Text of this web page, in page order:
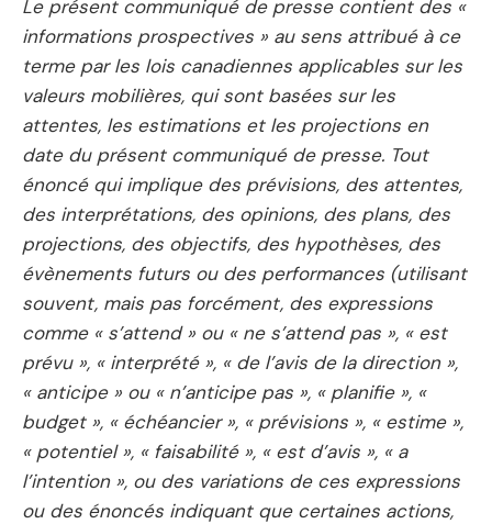
Le présent communiqué de presse contient des «
informations prospectives » au sens attribué à ce
terme par les lois canadiennes applicables sur les
valeurs mobilières, qui sont basées sur les
attentes, les estimations et les projections en
date du présent communiqué de presse. Tout
énoncé qui implique des prévisions, des attentes,
des interprétations, des opinions, des plans, des
projections, des objectifs, des hypothèses, des
évènements futurs ou des performances (utilisant
souvent, mais pas forcément, des expressions
comme « s’attend » ou « ne s’attend pas », « est
prévu », « interprété », « de l’avis de la direction »,
« anticipe » ou « n’anticipe pas », « planifie », «
budget », « échéancier », « prévisions », « estime »,
« potentiel », « faisabilité », « est d’avis », « a
l’intention », ou des variations de ces expressions
ou des énoncés indiquant que certaines actions,